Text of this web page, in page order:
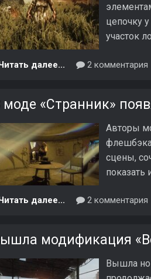
цепочку
участок
далее... 2 комментария
моде «Странник»
Авторы
сцены,
показать
далее... 2 комментария
модификация
Вышла